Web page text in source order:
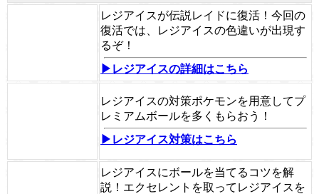
レジアイスが伝説レイドに復活！今回の
復活では、レジアイスの色違いが出現す
るぞ！
▶レジアイスの詳細はこちら
レジアイスの対策ポケモンを用意してプ
レミアムボールを多くもらおう！
▶レジアイス対策はこちら
レジアイスにボールを当てるコツを解
説！エクセレントを取ってレジアイスを